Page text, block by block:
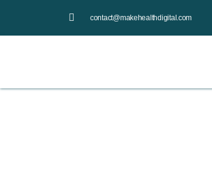
contact@makehealthdigital.com